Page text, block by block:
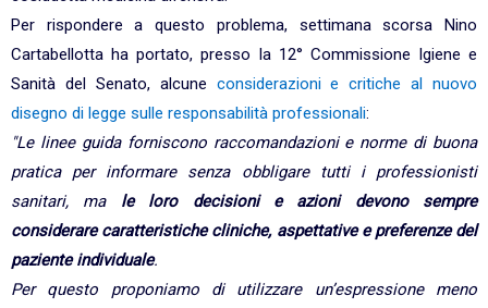
Per rispondere a questo problema, settimana scorsa Nino
Cartabellotta ha portato, presso la 12° Commissione Igiene e
Sanità del Senato, alcune considerazioni e critiche al nuovo
disegno di legge sulle responsabilità professionali:
"Le linee guida forniscono raccomandazioni e norme di buona
pratica per informare senza obbligare tutti i professionisti
sanitari, ma le loro decisioni e azioni devono sempre
considerare caratteristiche cliniche, aspettative e preferenze del
paziente individuale.
Per questo proponiamo di utilizzare un’espressione meno